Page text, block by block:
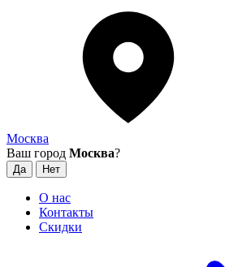
Москва
Ваш город Москва?
О нас
Контакты
Скидки